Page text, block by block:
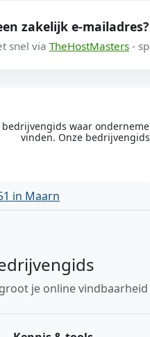
zakelijk e-mailadres?
snel via TheHostMasters -
waar
vinden. Onze
in Maarn
je online vindbaarheid